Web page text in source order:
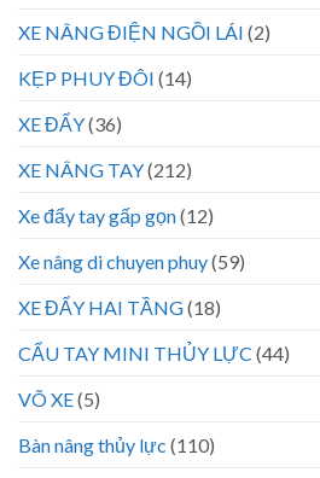
XE NÂNG ĐIỆN NGỒI LÁI (2)
KẸP PHUY ĐÔI (14)
XE ĐẨY(36)
XE NÂNG TAY(212)
Xe đẩy tay gấp gọn(12)
Xe nâng di chuyen phuy(59)
XE ĐẨY HAI TẦNG(18)
CẨU TAY MINI THỦY LỰC (44)
VÕ XE(5)
Bàn nâng thủy lực (110)